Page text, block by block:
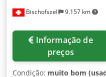
Bischofszell 9.157 km
preços
Condição: muito bom